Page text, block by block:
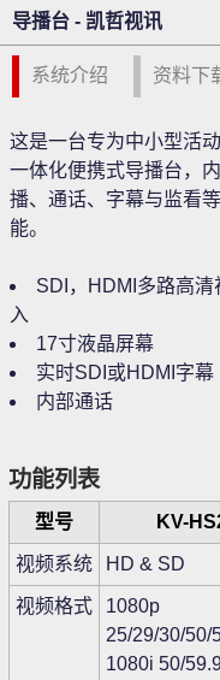
导播台 - 凯哲视讯
系统介绍 资料下
这是一台专为中小型活
一体化便携式导播台，
播、通话、字幕与监看
能。
SDI，HDMI多路高清
入
17寸液晶屏幕
实时SDI或HDMI字幕
内部通话
功能列表
型号 KV-
视频系统 HD & SD
视频格式
1080p
25/29/30/50/
1080i 50/